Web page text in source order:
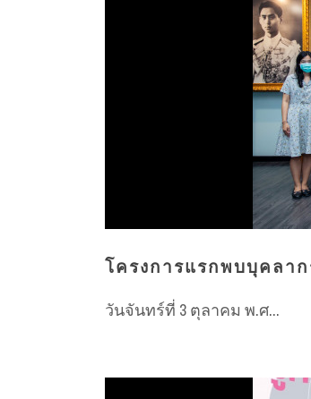
โครงการแรกพบบุคลา
วันจันทร์ที่ 3 ตุลาคม พ.ศ...